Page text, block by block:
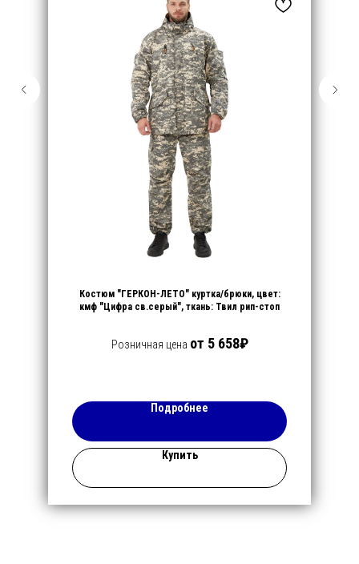
Костюм "ГЕРКОН-ЛЕТО" куртка/брюки, цвет:
кмф "Цифра св.серый", ткань: Твил рип-стоп
Розничная цена от 5 658₽
Подробнее
Купить